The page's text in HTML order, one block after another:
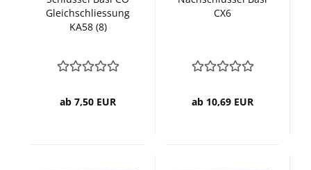
Gleichschliessung
KA58 (8)
ab 7,50 EUR
CX6
ab 10,69 EUR